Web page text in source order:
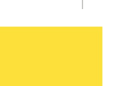
сняли